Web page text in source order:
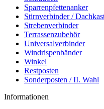
Sparrenpfettenanker
Stirnverbinder /
Strebenverbinder
Terrassenzubehör
Universalverbinder
Windrispenbänder
Winkel
Restposten
Sonderposten / II. Wahl
Informationen